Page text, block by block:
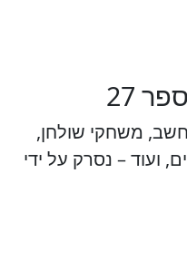
משחקי שולחן,
ועוד – נסרק על ידי